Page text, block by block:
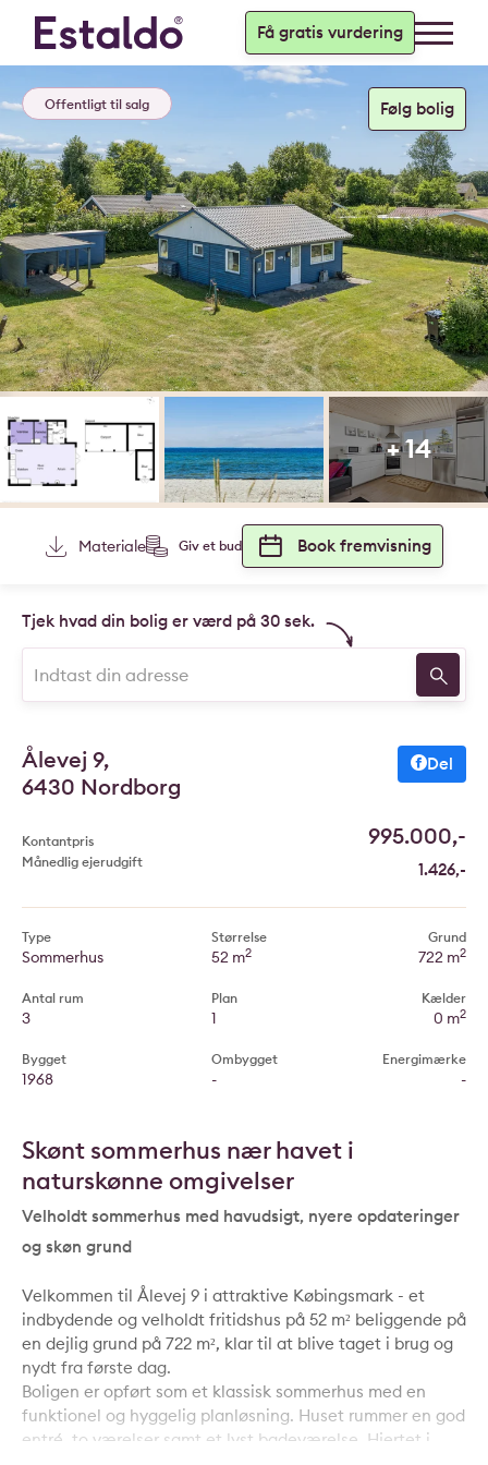
Få gratis vurdering
Offentligt til salg
+ 14
Materiale Giv et bud Book fremvisning
Tjek hvad din bolig er værd på 30 sek.
Ålevej 9,
6430 Nordborg
Del
Kontantpris 995.000,-
Månedlig ejerudgift 1.426,-
Type
Sommerhus
Antal rum
3
Bygget
1968
Størrelse
52 m2
Plan
1
Ombygget
-
Grund
722 m2
Kælder
0 m2
Energimærke
-
Skønt sommerhus nær havet i
naturskønne omgivelser
Velholdt sommerhus med havudsigt, nyere opdateringer
og skøn grund
Velkommen til Ålevej 9 i attraktive Købingsmark - et
indbydende og velholdt fritidshus på 52 m² beliggende på
en dejlig grund på 722 m², klar til at blive taget i brug og
nydt fra første dag.
Boligen er opført som et klassisk sommerhus med en
funktionel og hyggelig planløsning. Huset rummer en god
entré, to værelser samt et lyst badeværelse. Hjertet i